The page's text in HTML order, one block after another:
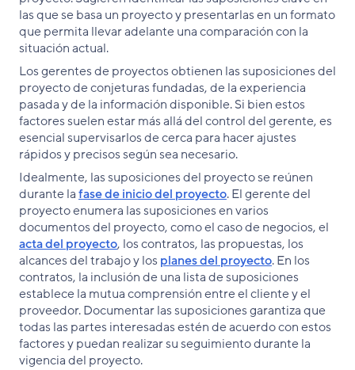
las que se basa un proyecto y presentarlas en un formato
que permita llevar adelante una comparación con la
situación actual.
Los gerentes de proyectos obtienen las suposiciones del
proyecto de conjeturas fundadas, de la experiencia
pasada y de la información disponible. Si bien estos
factores suelen estar más allá del control del gerente, es
esencial supervisarlos de cerca para hacer ajustes
rápidos y precisos según sea necesario.
Idealmente, las suposiciones del proyecto se reúnen
durante lafase de inicio del proyecto. El gerente del
proyecto enumera las suposiciones en varios
documentos del proyecto, como el caso de negocios, el
acta del proyecto, los contratos, las propuestas, los
alcances del trabajo y los planes del proyecto. En los
contratos, la inclusión de una lista de suposiciones
establece la mutua comprensión entre el cliente y el
proveedor. Documentar las suposiciones garantiza que
todas las partes interesadas estén de acuerdo con estos
factores y puedan realizar su seguimiento durante la
vigencia del proyecto.